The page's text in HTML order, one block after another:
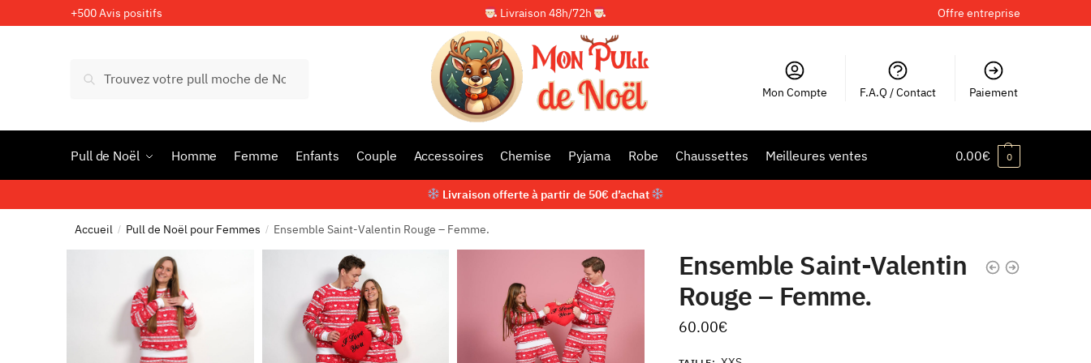
to
to
+500 Avis positifs Livraison 48h/72h Offre entreprise
pour :
Recherche
Mon Compte F.A.Q / Contact Paiement
Pull de Noël Homme Femme Enfants Couple Accessoires Chemise Pyjama Robe Chaussettes Meilleures ventes 0.00€ 0
Livraison offerte à partir de 50€ d’achat
Accueil / Pull de Noël pour Femmes / Ensemble Saint-Valentin Rouge – Femme.
Ensemble Saint-Valentin
Rouge – Femme.
60.00€